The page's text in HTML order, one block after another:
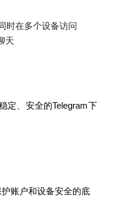
时在多个设备访问
天
定、安全的Telegram下
护账户和设备安全的底